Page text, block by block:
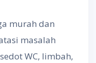
murah dan
masalah
WC, limbah,